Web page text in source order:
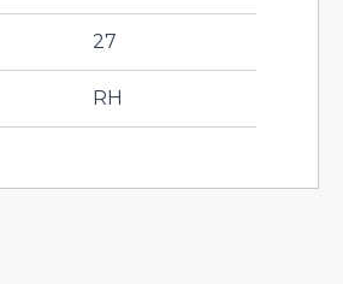
27
RH